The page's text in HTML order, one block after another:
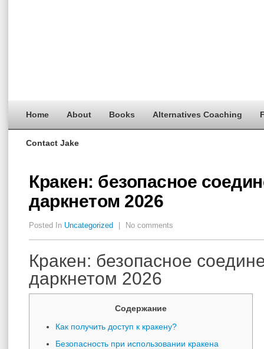
Home About Books Alternatives Coaching
Contact Jake
Кракен: безопасное
даркнетом 2026
Posted In Uncategorized No comments
Кракен: безопасное
даркнетом 2026
Содержание
Как получить доступ к кракену?
Безопасность при использовании кракена